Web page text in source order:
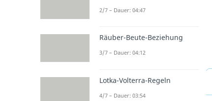
2/7 – Dauer: 04:47
Räuber-Beute-Beziehung
3/7 – Dauer: 04:12
Lotka-Volterra-Regeln
4/7 – Dauer: 03:54